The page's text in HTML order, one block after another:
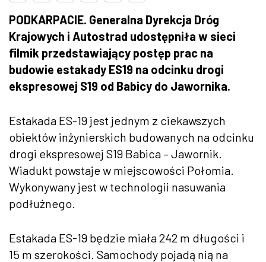
PODKARPACIE. Generalna Dyrekcja Dróg
Krajowych i Autostrad udostępniła w sieci
filmik przedstawiający postęp prac na
budowie estakady ES19 na odcinku drogi
ekspresowej S19 od Babicy do Jawornika.
Estakada ES-19 jest jednym z ciekawszych
obiektów inżynierskich budowanych na odcinku
drogi ekspresowej S19 Babica – Jawornik.
Wiadukt powstaje w miejscowości Połomia.
Wykonywany jest w technologii nasuwania
podłużnego.
Estakada ES-19 będzie miała 242 m długości i
15 m szerokości. Samochody pojadą nią na